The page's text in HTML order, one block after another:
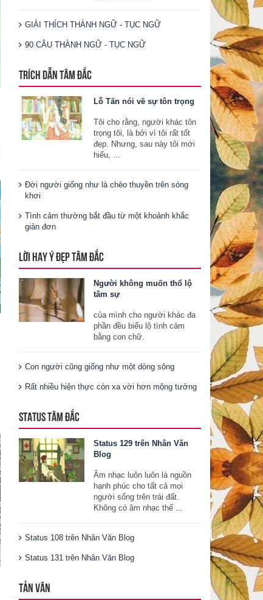
GIẢI THÍCH THÀNH NGỮ - TỤC NGỮ
90 CÂU THÀNH NGỮ - TỤC NGỮ
TRÍCH DẪN TÂM ĐẮC
Lỗ Tấn nói về sự tôn trọng
Tôi cho rằng, người khác tôn
trọng tôi, là bởi vì tôi rất tốt
đẹp. Nhưng, sau này tôi mới
hiểu, ...
Đời người giống như là chèo thuyền trên sóng
khơi
Tình cảm thường bắt đầu từ một khoảnh khắc
giản đơn
LỜI HAY Ý ĐẸP TÂM ĐẮC
Người không muốn thổ lộ
tâm sự
của mình cho người khác đa
phần đều biểu lộ tình cảm
bằng con chữ.
Con người cũng giống như một dòng sông
Rất nhiều hiện thực còn xa vời hơn mộng tưởng
STATUS TÂM ĐẮC
Status 129 trên Nhân Văn
Blog
Âm nhạc luôn luôn là nguồn
hạnh phúc cho tất cả mọi
người sống trên trái đất.
Không có âm nhạc thế ...
Status 108 trên Nhân Văn Blog
Status 131 trên Nhân Văn Blog
TẢN VĂN